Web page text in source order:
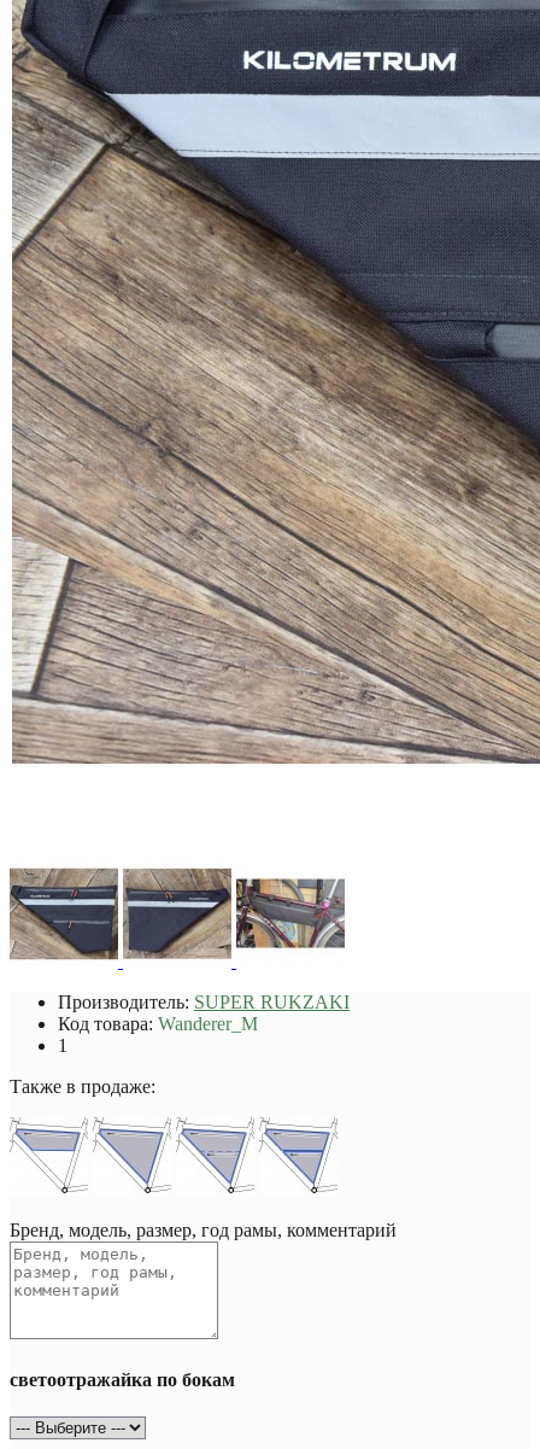
Производитель: SUPER RUKZAKI
Код товара: Wanderer_M
1
Также в продаже:
Бренд, модель, размер, год рамы, комментарий
светоотражайка по бокам